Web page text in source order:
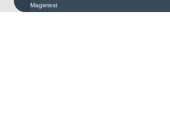
Magietest